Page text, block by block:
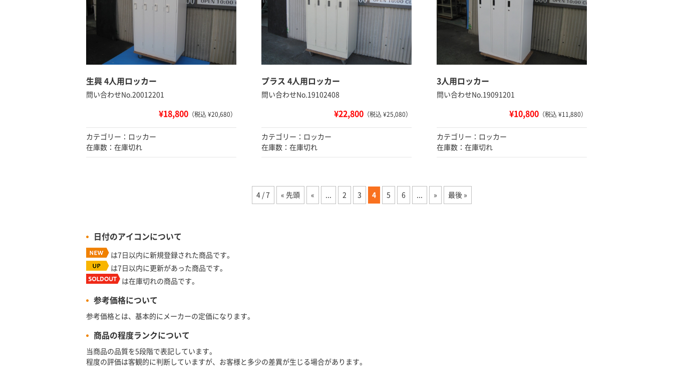
生興 4人用ロッカー
問い合わせNo.20012201
¥18,800 （税込 ¥20,680）
カテゴリー：ロッカー
在庫数：在庫切れ
プラス 4人用ロッカー
問い合わせNo.19102408
¥22,800 （税込 ¥25,080）
カテゴリー：ロッカー
在庫数：在庫切れ
3人用ロッカー
問い合わせNo.19091201
¥10,800 （税込 ¥11,880）
カテゴリー：ロッカー
在庫数：在庫切れ
4 / 7 « 先頭 « 2 3 4 5 6 » 最後 »
日付のアイコンについて
は7日以内に新規登録された商品です。
は7日以内に更新があった商品です。
は在庫切れの商品です。
参考価格について
参考価格とは、基本的にメーカーの定価になります。
商品の程度ランクについて
当商品の品質を5段階で表記しています。
程度の評価は客観的に判断していますが、お客様と多少の差異が生じる場合があります。